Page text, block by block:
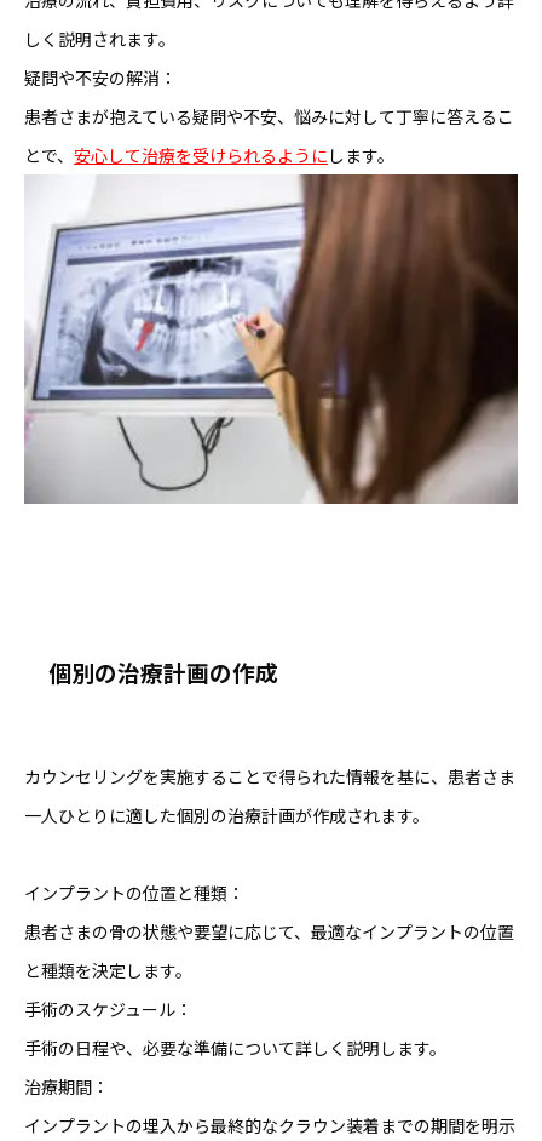
しく説明されます。
疑問や不安の解消：
患者さまが抱えている疑問や不安、悩みに対して丁寧に答えるこ
とで、 安心して治療を受けられるように します。
個別の治療計画の作成
カウンセリングを実施することで得られた情報を基に、患者さま
一人ひとりに適した個別の治療計画が作成されます。
インプラントの位置と種類：
患者さまの骨の状態や要望に応じて、最適なインプラントの位置
と種類を決定します。
手術のスケジュール：
手術の日程や、必要な準備について詳しく説明します。
治療期間：
インプラントの埋入から最終的なクラウン装着までの期間を明示